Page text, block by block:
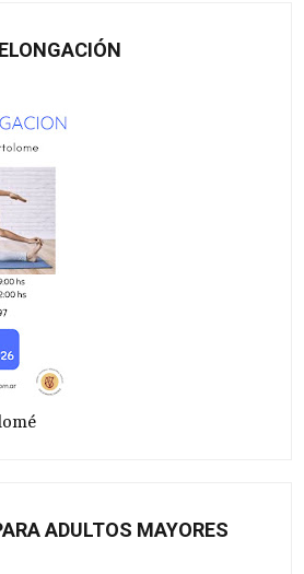
ELONGACIÓN
ADULTOS MAYORES